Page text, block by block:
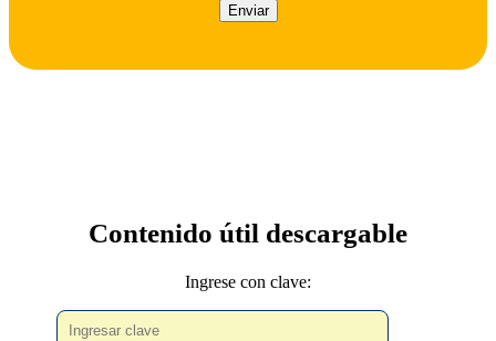
Enviar
Contenido útil descargable
Ingrese con clave: